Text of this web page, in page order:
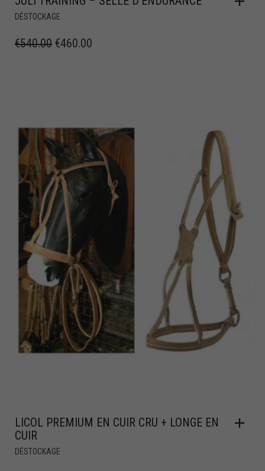
DÉSTOCKAGE
€540.00 €460.00
LICOL PREMIUM EN CUIR CRU + LONGE EN
CUIR
DÉSTOCKAGE